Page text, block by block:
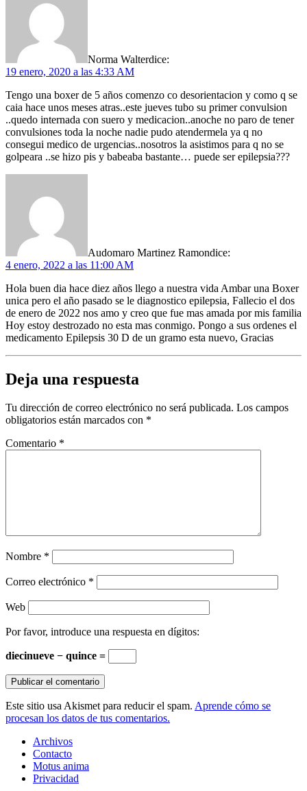
Norma Walterdice:
19 enero, 2020 a las 4:33 AM
Tengo una boxer de 5 años comenzo co desorientacion y como q se
caia hace unos meses atras..este jueves tubo su primer convulsion
..quedo internada con suero y medicacion..anoche no paro de tener
convulsiones toda la noche nadie pudo atendermela ya q no
consegui medico de urgencias..nosotros la asistimos para q no se
golpeara ..se hizo pis y babeaba bastante… puede ser epilepsia???
Audomaro Martinez Ramondice:
4 enero, 2022 a las 11:00 AM
Hola buen dia hace diez años llego a nuestra vida Ambar una Boxer
unica pero el año pasado se le diagnostico epilepsia, Fallecio el dos
de enero de 2022 nos amo y creo que fue mas amada por mis familia
Hoy estoy destrozado no esta mas conmigo. Pongo a sus ordenes el
medicamento Epilepsis 30 D de un gramo esta nuevo, Gracias
Deja una respuesta
Tu dirección de correo electrónico no será publicada. Los campos
obligatorios están marcados con *
Comentario *
Nombre *
Correo electrónico *
Web
Por favor, introduce una respuesta en dígitos:
diecinueve − quince =
Este sitio usa Akismet para reducir el spam. Aprende cómo se
procesan los datos de tus comentarios.
Archivos
Contacto
Motus anima
Privacidad